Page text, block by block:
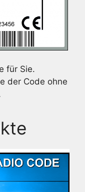
für Sie.
der Code ohne